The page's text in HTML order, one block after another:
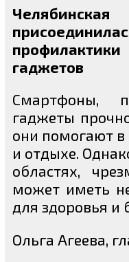
гаджетов
Смартфоны,
гаджеты
они помогают в
и отдыхе.
областях,
может иметь
для здоровья и
Ольга Агеева,